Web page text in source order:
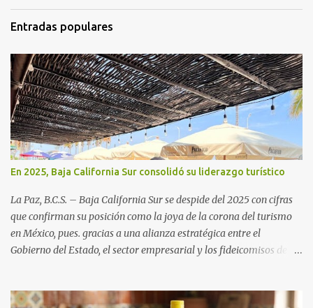
Entradas populares
En 2025, Baja California Sur consolidó su liderazgo turístico
La Paz, B.C.S. – Baja California Sur se despide del 2025 con cifras
que confirman su posición como la joya de la corona del turismo
en México, pues. gracias a una alianza estratégica entre el
Gobierno del Estado, el sector empresarial y los fideicomisos de
una derrama económica sin precedentes. Las proyecciones para